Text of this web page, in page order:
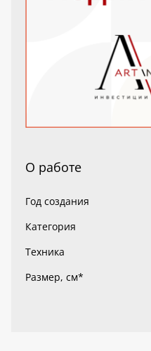
О работе
Год создания
Категория
Техника
Размер, см*